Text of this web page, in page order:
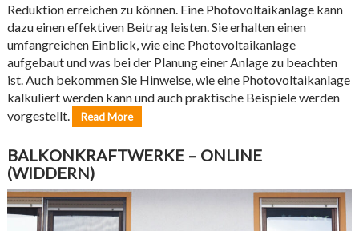
Reduktion erreichen zu können. Eine Photovoltaikanlage kann
dazu einen effektiven Beitrag leisten. Sie erhalten einen
umfangreichen Einblick, wie eine Photovoltaikanlage
aufgebaut und was bei der Planung einer Anlage zu beachten
ist. Auch bekommen Sie Hinweise, wie eine Photovoltaikanlage
kalkuliert werden kann und auch praktische Beispiele werden
vorgestellt.
Read More
BALKONKRAFTWERKE – ONLINE
(WIDDERN)